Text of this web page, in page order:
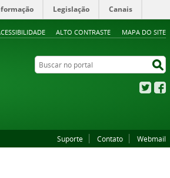
ALTO CONTRASTE MAPA DO SITE
Legislação Canais
Buscar no portal
Twitter
Suporte Contato Webmail